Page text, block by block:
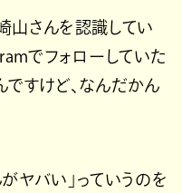
山さんを認識してい
でフォローしていた
ですけど、なんだかん
ヤバい」っていうのを